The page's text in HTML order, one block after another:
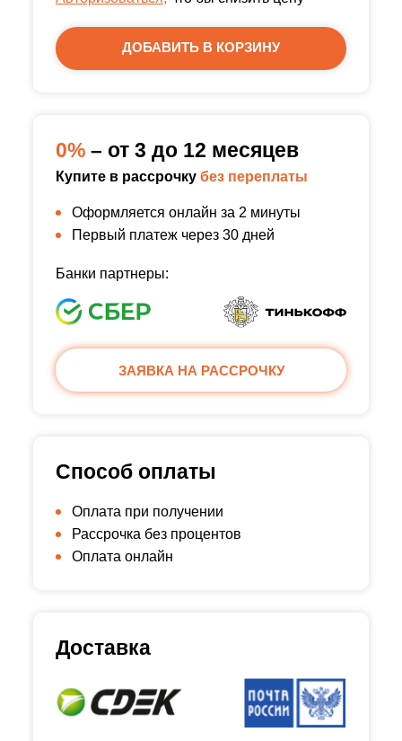
ДОБАВИТЬ В КОРЗИНУ
0% – от 3 до 12 месяцев
Купите в рассрочку без переплаты
Оформляется онлайн за 2 минуты
Первый платеж через 30 дней
Банки партнеры:
ЗАЯВКА НА РАССРОЧКУ
Способ оплаты
Оплата при получении
Рассрочка без процентов
Оплата онлайн
Доставка